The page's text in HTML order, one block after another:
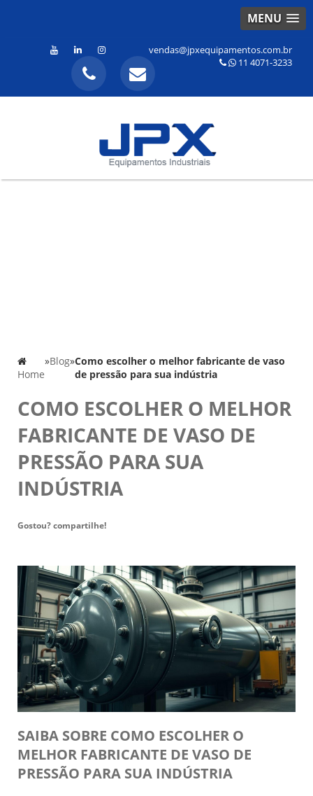
MENU
vendas@jpxequipamentos.com.br
11 4071-3233
Home
»Blog»Como escolher o melhor fabricante de vaso
de pressão para sua indústria
COMO ESCOLHER O MELHOR
FABRICANTE DE VASO DE
PRESSÃO PARA SUA
INDÚSTRIA
Gostou? compartilhe!
SAIBA SOBRE COMO ESCOLHER O
MELHOR FABRICANTE DE VASO DE
PRESSÃO PARA SUA INDÚSTRIA